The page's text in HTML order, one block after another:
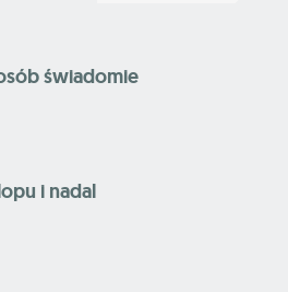
świadomie
i nadal